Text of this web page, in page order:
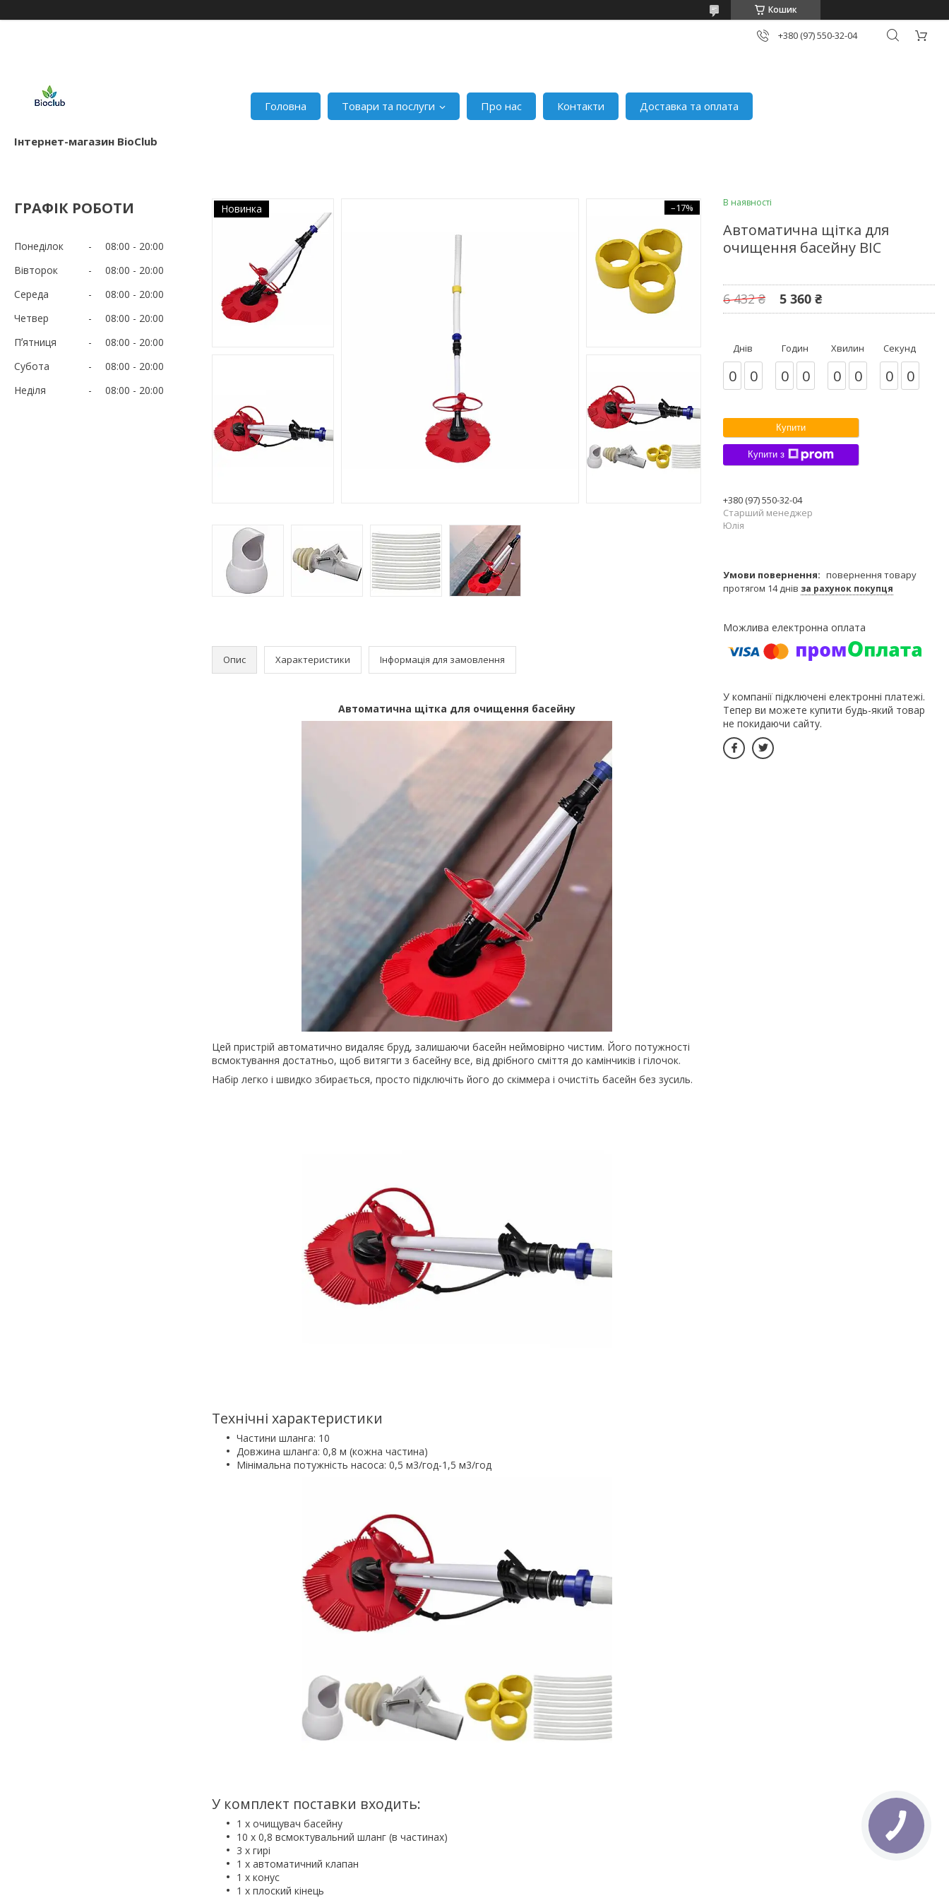
Кошик
+380 (97) 550-32-04
Інтернет-магазин BioClub
Головна Товари та послуги Про нас Контакти Доставка та оплата
ГРАФІК РОБОТИ
Понеділок 08:00
20:00
Вівторок
08:00
20:00
Середа
08:00
20:00
Четвер
08:00
20:00
Пʼятниця
08:00
20:00
Субота
08:00
20:00
Неділя
08:00 20:00
Новинка –17%
Опис Характеристики Інформація для замовлення
Автоматична щітка для очищення басейну
Цей пристрій автоматично видаляє бруд, залишаючи басейн неймовірно чистим. Його потужності
всмоктування достатньо, щоб витягти з басейну все, від дрібного сміття до камінчиків і гілочок.
Набір легко і швидко збирається, просто підключіть його до скіммера і очистіть басейн без зусиль.
Технічні характеристики
Частини шланга: 10
Довжина шланга: 0,8 м (кожна частина)
Мінімальна потужність насоса: 0,5 м3/год-1,5 м3/год
У комплект поставки входить:
1 х очищувач басейну
10 х 0,8 всмоктувальний шланг (в частинах)
3 х гирі
1 х автоматичний клапан
1 х конус
1 х плоский кінець
В наявності
Автоматична щітка для
очищення басейну BIC
6 432 ₴ 5 360 ₴
Днів
0 0
Годин
0 0
Хвилин
0 0
Секунд
0 0
Купити
Купити з
+380 (97) 550-32-04
Старший менеджер
Юлія
повернення товару
протягом 14 днів за рахунок покупця
У компанії підключені електронні платежі.
Тепер ви можете купити будь-який товар
не покидаючи сайту.